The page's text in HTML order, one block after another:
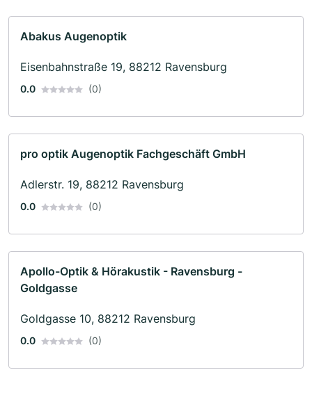
Abakus Augenoptik
Eisenbahnstraße 19, 88212 Ravensburg
0.0 (0)
pro optik Augenoptik Fachgeschäft GmbH
Adlerstr. 19, 88212 Ravensburg
0.0 (0)
Apollo-Optik & Hörakustik - Ravensburg -
Goldgasse
Goldgasse 10, 88212 Ravensburg
0.0 (0)